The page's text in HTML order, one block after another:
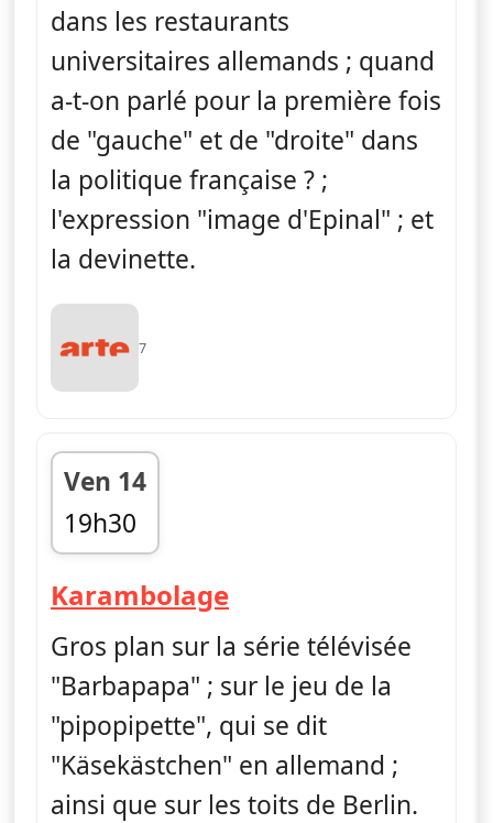
dans les restaurants
universitaires allemands ; quand
a-t-on parlé pour la première fois
de "gauche" et de "droite" dans
la politique française ? ;
l'expression "image d'Epinal" ; et
la devinette.
7
Ven 14
19h30
fin 19h45
Karambolage— Karambolage
Gros plan sur la série télévisée
"Barbapapa" ; sur le jeu de la
"pipopipette", qui se dit
"Käsekästchen" en allemand ;
ainsi que sur les toits de Berlin.